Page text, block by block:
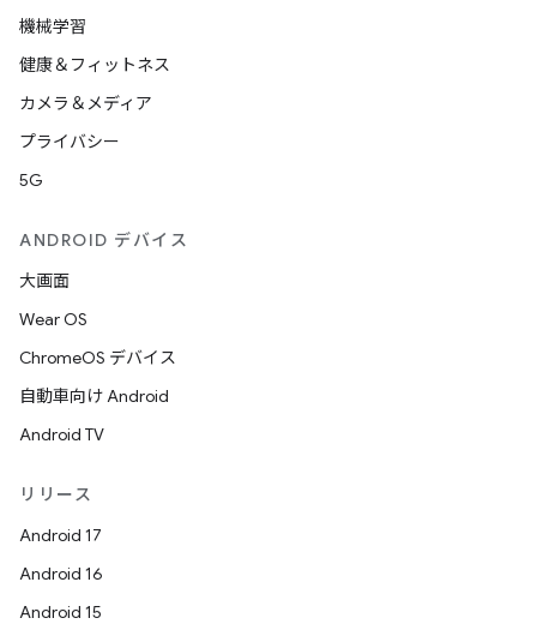
機械学習
健康＆フィットネス
カメラ＆メディア
プライバシー
5G
ANDROID デバイス
大画面
Wear OS
ChromeOS デバイス
自動車向け Android
Android TV
リリース
Android 17
Android 16
Android 15